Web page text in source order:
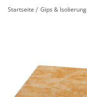
Startseite Gips & Isolierung